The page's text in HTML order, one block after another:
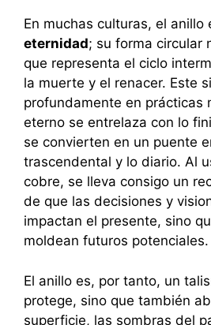
En muchas culturas, el anillo
eternidad; su forma circular
que representa el ciclo
la muerte y el renacer. Este
profundamente en prácticas
eterno se entrelaza con lo
se convierten en un puente
trascendental y lo diario. Al
cobre, se lleva consigo un
de que las decisiones y
impactan el presente, sino
moldean futuros potenciales.
El anillo es, por tanto, un
protege, sino que también
superficie, las sombras del